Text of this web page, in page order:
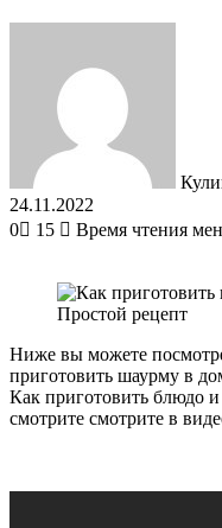
24.11.2022
0
15 Время чтения
Ниже вы можете
приготовить шаурму в
Как приготовить блюдо
смотрите смотрите в